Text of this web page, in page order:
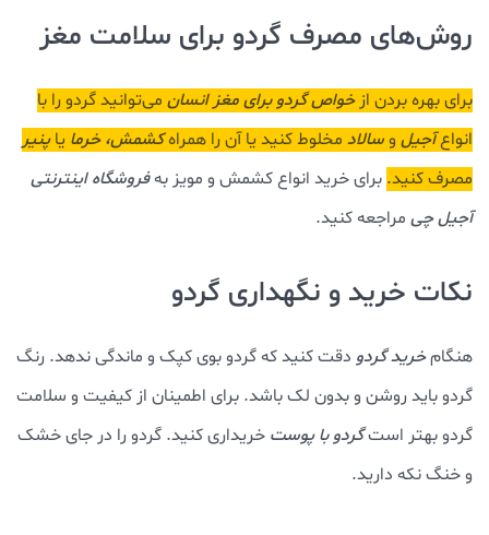
روش‌های مصرف گردو برای سلامت مغز
برای بهره بردن ازخواص گردو برای مغز انسان می‌توانید گردو را با
انواعآجیل وسالاد مخلوط کنید یا آن را همراهکشمش، خرما یاپنیر
مصرف کنید. برای خرید انواع کشمش و مویز بهفروشگاه اینترنتی
آجیل چی مراجعه کنید.
نکات خرید و نگهداری گردو
هنگامخرید گردو دقت کنید که گردو بوی کپک و ماندگی ندهد. رنگ
گردو باید روشن و بدون لک باشد. برای اطمینان از کیفیت و سلامت
گردو بهتر استگردو با پوست خریداری کنید. گردو را در جای خشک
و خنگ نکه دارید.